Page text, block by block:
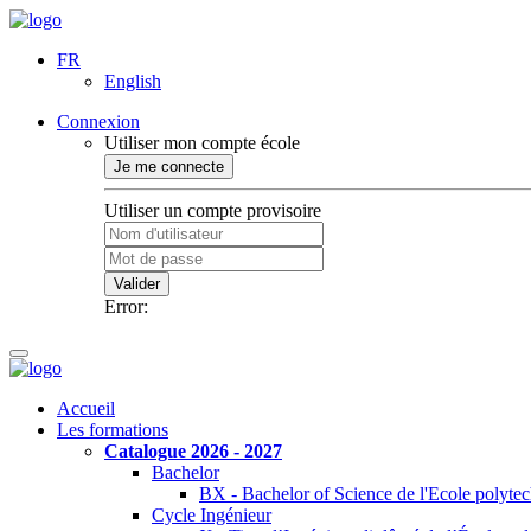
FR
English
Connexion
Utiliser mon compte école
Je me connecte
Utiliser un compte provisoire
Valider
Error:
Accueil
Les formations
Catalogue 2026 - 2027
Bachelor
BX - Bachelor of Science de l'Ecole
Cycle Ingénieur